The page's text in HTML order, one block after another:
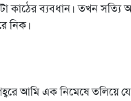
কাঠের ব্যবধান। তখন সত্যি
নিক।
আমি এক নিমেষে তলিয়ে